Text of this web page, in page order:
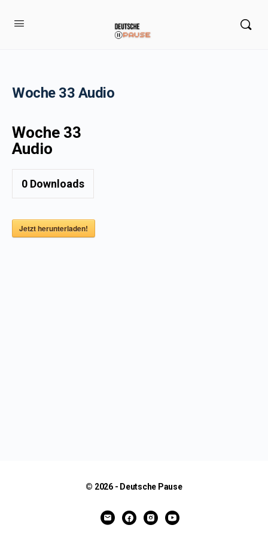
Woche 33 Audio
Woche 33
Audio
0 Downloads
Jetzt herunterladen!
© 2026 - Deutsche Pause